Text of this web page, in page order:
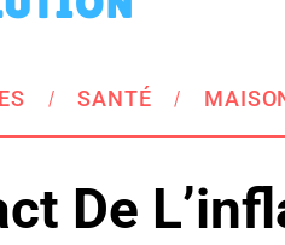
SANTÉ
De